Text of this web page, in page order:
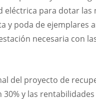
eléctrica para dotar las
y poda de ejemplares
necesaria con
del proyecto de
y las